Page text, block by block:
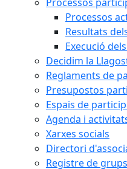
Processos
Resultats
Execució
Decidim la
Reglaments de
Presupostos
Espais de
Agenda i
Xarxes socials
Directori
Registre de